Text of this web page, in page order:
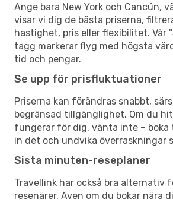
Ange bara New York och Cancún,
visar vi dig de bästa priserna,
hastighet, pris eller flexibilitet. Vår
tagg markerar flyg med högsta
tid och pengar.
Se upp för prisfluktuationer
Priserna kan förändras snabbt,
begränsad tillgänglighet. Om du
fungerar för dig, vänta inte –
in det och undvika överraskningar
Sista minuten-reseplaner
Travellink har också bra alternativ
resenärer. Även om du bokar nära